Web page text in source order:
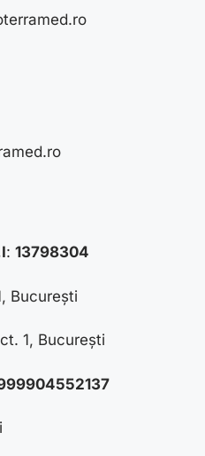
: 13798304
București
1, București